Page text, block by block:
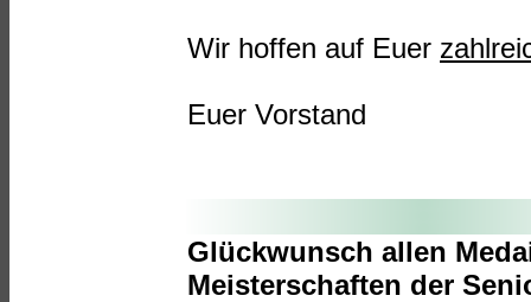
Wir hoffen auf Euer
Euer Vorstand
Glückwunsch allen
Meisterschaften der